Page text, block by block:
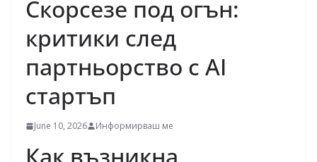
Скорсезе под огън:
критики след
партньорство с AI
стартъп
June 10, 2026 Информирваш ме